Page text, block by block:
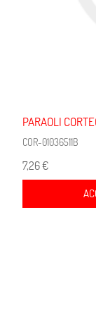
PARAOLI
COR-01036511B
7,26 €